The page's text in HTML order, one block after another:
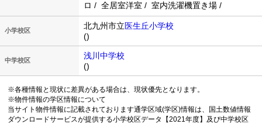
ロ / 全居室洋室 / 室内洗濯機置き場 /
小学校区 北九州市立医生丘小学校
()
中学校区
浅川中学校
()
※各種情報と現状に差異がある場合は、現状優先となります。
※物件情報の学区情報について
当サイト物件情報に記載されております通学区域(学区)情報は、国土数値情報
ダウンロードサービスが提供する小学校区データ【2021年度】及び中学校区